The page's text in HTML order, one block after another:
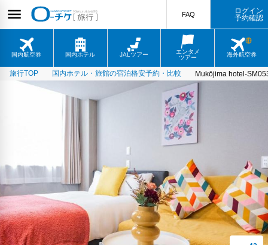
国内航空券 国内ホテル JALツアー
エンタメ
ツアー
海外航空券
FAQ
ログイン
予約確認
旅行TOP 国内ホテル・旅館の宿泊格安予約・比較 Mukōjima hotel-